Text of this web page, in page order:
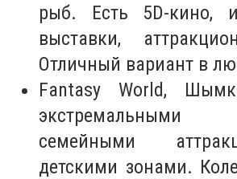
рыб. Есть 5D-кино,
выставки,
Отличный вариант в
Fantasy World,
семейными
детскими зонами.